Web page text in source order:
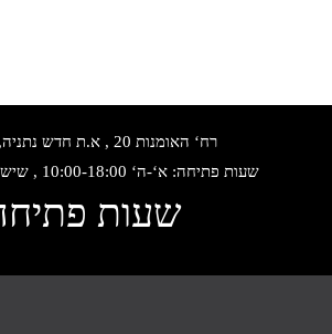
רח‘ האומנות 20 , א.ת חדש נתניה, טלפון:
שעות פתיחה: א‘-ה‘ 10:00-18:00 , שישי: 9:00-14:00
שעות